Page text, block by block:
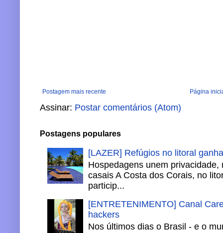
Postagem mais recente Página
Assinar: Postar comentários (Atom)
Postagens populares
[LAZER] Refúgios no litoral
Hospedagens unem
casais A Costa dos Corais, no
particip...
[ENTRETENIMENTO] Canal
hackers
Nos últimos dias o Brasil - e o